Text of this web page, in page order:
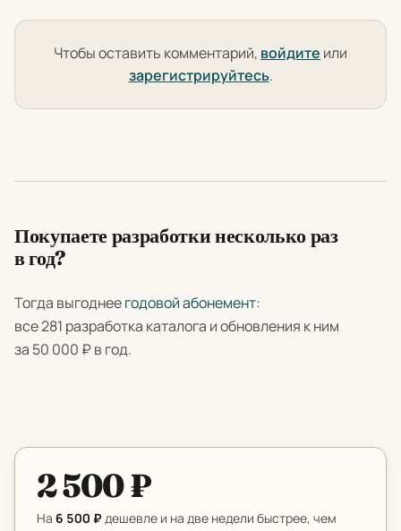
Чтобы оставить комментарий, войдите или
зарегистрируйтесь.
Покупаете разработки несколько раз
в год?
Тогда выгоднеегодовой абонемент:
все 281 разработка каталога и обновления к ним
за 50 000 ₽ в год.
2 500 ₽
На 6 500 ₽дешевле и на две недели быстрее, чем